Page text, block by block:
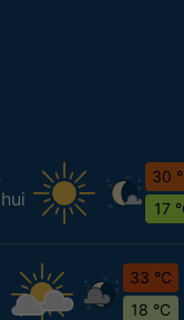
30
17
33 °C
18 °C